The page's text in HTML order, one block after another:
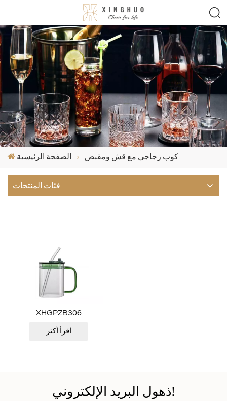
الصفحة الرئيسية كوب زجاجي مع قش ومقبض
فئات المنتجات
XHGPZB306
اقرأ أكثر
ذهول البريد الإلكتروني!